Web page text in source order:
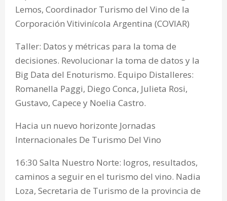
Lemos, Coordinador Turismo del Vino de la
Corporación Vitivinícola Argentina (COVIAR)
Taller: Datos y métricas para la toma de
decisiones. Revolucionar la toma de datos y la
Big Data del Enoturismo. Equipo Distalleres:
Romanella Paggi, Diego Conca, Julieta Rosi,
Gustavo, Capece y Noelia Castro.
Hacia un nuevo horizonte Jornadas
Internacionales De Turismo Del Vino
16:30 Salta Nuestro Norte: logros, resultados,
caminos a seguir en el turismo del vino. Nadia
Loza, Secretaria de Turismo de la provincia de